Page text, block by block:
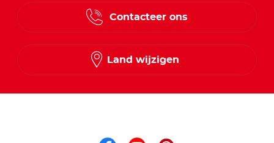
Contacteer ons
Land wijzigen